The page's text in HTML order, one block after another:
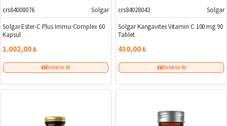
crs84008076
Solgar
Solgar Ester-C Plus Immu-Complex 60
Kapsül
1.002,00 ₺
Birlikte Al
crs84028043
Solgar
Solgar Kangavites Vitamin C 100 mg 90
Tablet
430,00 ₺
Birlikte Al